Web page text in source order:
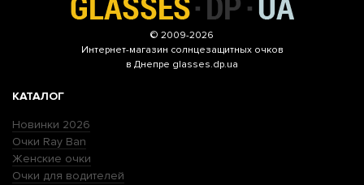
© 2009-2026
Интернет-магазин солнцезащитных очков
в Днепре glasses.dp.ua
КАТАЛОГ
Новинки 2026
Очки Ray Ban
Женские очки
Очки для водителей